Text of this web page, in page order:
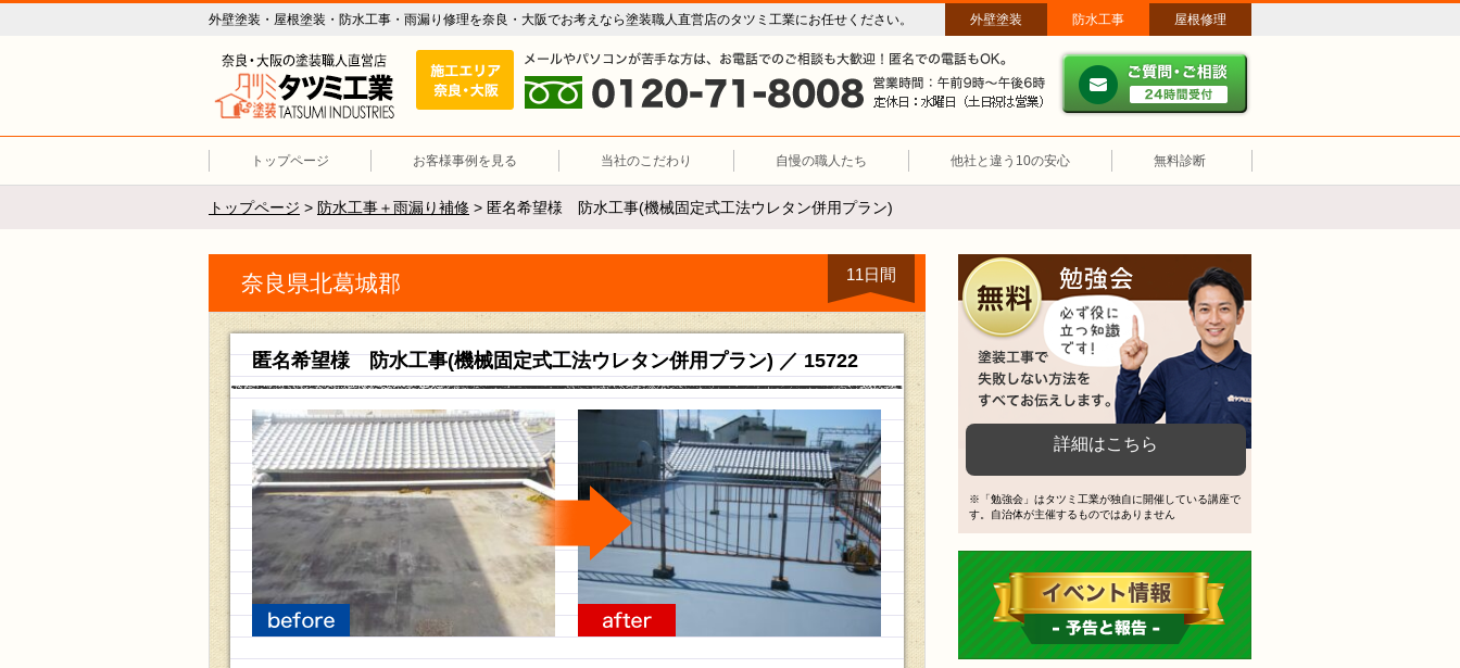
外壁塗装・屋根塗装・防水工事・雨漏り修理を奈良・大阪でお考えなら塗装職人直営店のタツミ工業にお任せください。 外壁塗装 防水工事 屋根修理
外壁塗装 屋根塗装（奈良 大阪）塗装職人直営店 タツミ工業
施工エリア 奈良・大阪。
メールやパソコンが苦手な方は、お電話でのご相談も大歓迎！匿名で
0120-71-8008
営業時間：午前9時～午後6時 土日祝も営業しています。
トップページ お客様事例を見る 当社のこだわり 自慢の職人たち 他社と違う10の安心 無料診断
トップページ > 防水工事＋雨漏り補修 > 匿名希望様 防水工事(機械固定式工法ウレタン併用プラン)
奈良県北葛城郡 11日間
匿名希望様 防水工事(機械固定式工法ウレタン併用プラン) ／ 15722
before
arrow
無料勉強会
塗装工事で失敗しない方法をすべてお伝え
詳細はこちら
※「勉強会」はタツミ工業が独自に開催している講座で
す。自治体が主催するものではありません